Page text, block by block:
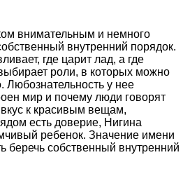
внимательным и немного
внутренний порядок.
где царит лад, а где
роли, в которых можно
Любознательность у нее
мир и почему люди говорят
к красивым вещам,
есть доверие, Нигина
ребенок. Значение имени
беречь собственный внутренний